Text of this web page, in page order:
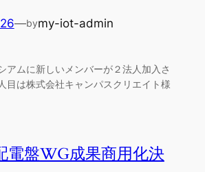
—bymy-iot-admin
アムに新しいメンバーが２法人加入さ
目は株式会社キャンパスクリエイト様
電盤WG成果商用化決